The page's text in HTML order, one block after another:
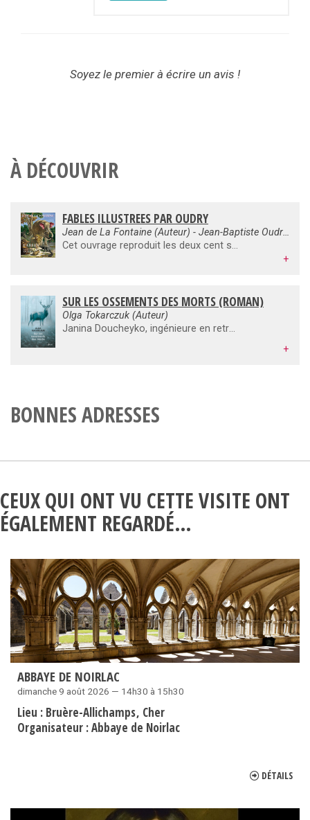
Soyez le premier à écrire un avis !
À DÉCOUVRIR
FABLES ILLUSTREES PAR OUDRY
Jean de La Fontaine (Auteur) - Jean-Baptiste Oudry (Illustration)
Cet ouvrage reproduit les deux cent soixante-quinze planches en couleurs composées par Jean-Baptiste Oudry, peintre du roi Louis XIV et professeur à l'Académie royale de peinture, pour illustrer la totalité des deux cent quarante-cinq Fables de La Fontaine. Crayonnées, gravées et rehaussées à la gouache et à l'aquarelle, les gravures témoignent de la maîtrise de l'artiste. Les scènes représentées captent les instants les plus significatifs du texte tout en offrant, à travers le dessin des paysages, des costumes et de l'architecture, une fresque de la société de la fin du XVIIe siècle. De même, personne mieux qu'Oudry n'a su faire vivre les animaux, et ses compositions apportent aux Fables une dieu s'animer les animaux comme le fabuliste les fait parler.
+
SUR LES OSSEMENTS DES MORTS (ROMAN)
Olga Tokarczuk (Auteur)
Janina Doucheyko, ingénieure en retraite, enseigne l'anglais dans une petite école et s'occupe, hors saison, des résidences secondaires de son hameau au cour des Sudètes. Elle se passionne pour l'astrologie et pour l'oeuvre de William Blake, dont elle essaie d'appliquer les idées à la réalité contemporaine. Aussi, lorsqu'une série de meurtres étranges frappe son village et les environs, y voit-elle le juste châtiment d'une population méchante et insatiable. La police enquête. Règlement de comptes entre demi-mafieux dus aux trafics frontaliers avec la Tchéquie ? Les victimes avaient toutes pour la chasse une passion dévorante...
+
BONNES ADRESSES
CEUX QUI ONT VU CETTE VISITE ONT
ÉGALEMENT REGARDÉ…
ABBAYE DE NOIRLAC
dimanche 9 août 2026 — 14h30 à 15h30
Lieu : Bruère-Allichamps Cher
Organisateur :Abbaye de Noirlac
DÉTAILS